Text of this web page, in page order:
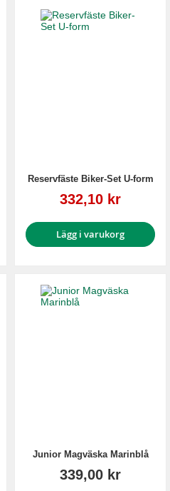
Reservfäste Biker-Set U-form
Reapris
332,10 kr
Lägg i varukorg
Junior Magväska Marinblå
339,00 kr